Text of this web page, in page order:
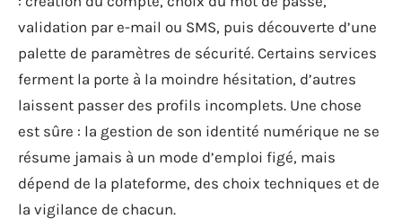
validation par e-mail ou SMS, puis découverte d’une
palette de paramètres de sécurité. Certains services
ferment la porte à la moindre hésitation, d’autres
laissent passer des profils incomplets. Une chose
est sûre : la gestion de son identité numérique ne se
résume jamais à un mode d’emploi figé, mais
dépend de la plateforme, des choix techniques et de
la vigilance de chacun.